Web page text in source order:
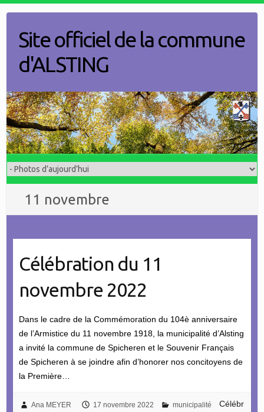
contentSite officiel de la commune
d'ALSTING
11 novembre
Célébration du 11
novembre 2022
Dans le cadre de la Commémoration du 104è anniversaire
de l’Armistice du 11 novembre 1918, la municipalité d’Alsting
a invité la commune de Spicheren et le Souvenir Français
de Spicheren à se joindre afin d’honorer nos concitoyens de
la Première…
Ana MEYER 17 novembre 2022 municipalité
Célébr